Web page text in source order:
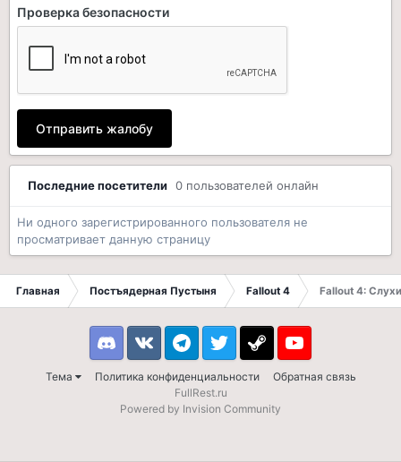
Проверка безопасности
Отправить жалобу
Последние посетители 0 пользователей онлайн
Ни одного зарегистрированного пользователя не
просматривает данную страницу
Главная Постъядерная Пустыня Fallout 4 Fallout 4:
Тема Политика конфиденциальности Обратная связь
DiscordVK TelegramTwitter Steam Youtube
FullRest.ru
Powered by Invision Community